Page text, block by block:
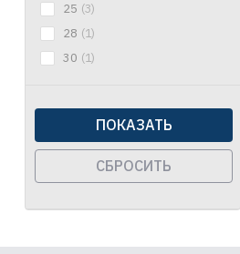
25 (3)
28 (1)
30 (1)
ПОКАЗАТЬ
СБРОСИТЬ